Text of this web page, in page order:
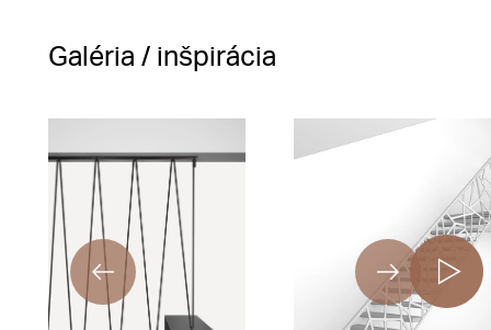
Galéria / inšpirácia